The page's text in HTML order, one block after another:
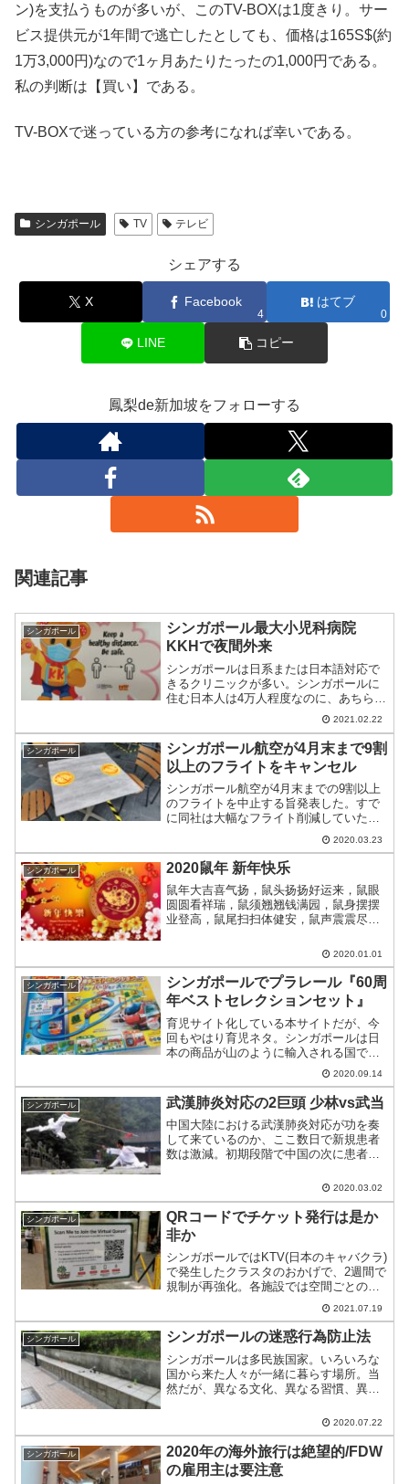
ン)を支払うものが多いが、このTV-BOXは1度きり。サー
ビス提供元が1年間で逃亡したとしても、価格は165S$(約
1万3,000円)なので1ヶ月あたりたったの1,000円である。
私の判断は【買い】である。
TV-BOXで迷っている方の参考になれば幸いである。
シンガポール TV テレビ
シェアする
X Facebook
4
はてブ
0
LINE コピー
鳳梨de新加坡をフォローする
関連記事
シンガポール
シンガポール最大小児科病院
KKHで夜間外来
シンガポールは日系または日本語対応で
きるクリニックが多い。シンガポールに
住む日本人は4万人程度なのに、あちらこ
ちらで見かける。しかし、夜間となると
そうはいかない。そんな緊急対応の体験
録をご紹介。
2021.02.22
シンガポール
シンガポール航空が4月末まで9割
以上のフライトをキャンセル
シンガポール航空が4月末までの9割以上
のフライトを中止する旨発表した。すで
に同社は大幅なフライト削減していた
が、今回の発表で最低限以外はすべて運
2020.03.23
シンガポール 2020鼠年 新年快乐
鼠年大吉喜气扬，鼠头扬扬好运来，鼠眼
圆圆看祥瑞，鼠须翘翘钱满园，鼠身摆摆
业登高，鼠尾扫扫体健安，鼠声震震尽欢
2020.01.01
シンガポール
シンガポールでプラレール『60周
年ベストセレクションセット』
育児サイト化している本サイトだが、今
回もやはり育児ネタ。シンガポールは日
本の商品が山のように輸入される国で、
その普及率は香港並。そんなシンガポー
ルでまれに会う宝の山を発見したのでご
紹介。
2020.09.14
シンガポール 武漢肺炎対応の2巨頭 少林vs武当
中国大陸における武漢肺炎対応が功を奏
して来ているのか、ここ数日で新規患者
数は激減。初期段階で中国の次に患者数
には患者数は多くない。そんな中国・シ
ンガポールを少林と武当に例えた動画が
話題に。
2020.03.02
シンガポール
QRコードでチケット発行は是か
非か
シンガポールではKTV(日本のキャバクラ)
で発生したクラスタのおかげで、2週間で
規制が再強化。各施設では空間ごとの許
容範囲を超えないためにチケット発行(ま
たは予約)が順次実施されている。
2021.07.19
シンガポール シンガポールの迷惑行為防止法
シンガポールは多民族国家。いろいろな
国から来た人々が一緒に暮らす場所。当
然だが、異なる文化、異なる習慣、異な
それを一律禁止するのがシンガポール。
ハダカ見せたりすると刑罰受けるのご存
知だろうか？
2020.07.22
シンガポール
2020年の海外旅行は絶望的/FDW
の雇用主は要注意